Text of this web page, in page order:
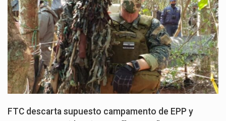
FTC descarta supuesto campamento de EPP y